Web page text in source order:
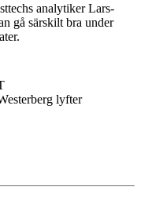
analytiker Lars-
gå särskilt bra under
lyfter